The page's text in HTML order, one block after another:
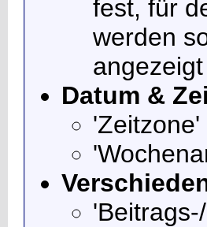
fest, für
werden
Datum &